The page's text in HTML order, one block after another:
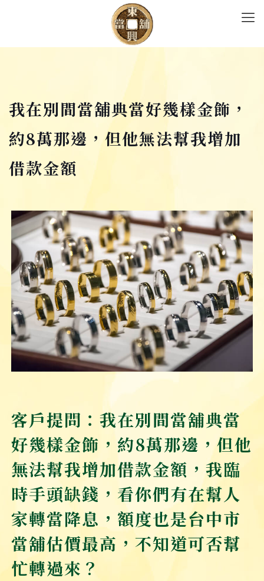
我在別間當舖典當好幾樣金飾，
約8萬那邊，但他無法幫我增加
借款金額
客戶提問：我在別間當舖典當
好幾樣金飾，約8萬那邊，但他
無法幫我增加借款金額，我臨
時手頭缺錢，看你們有在幫人
家轉當降息，額度也是台中市
當舖估價最高，不知道可否幫
忙轉過來？